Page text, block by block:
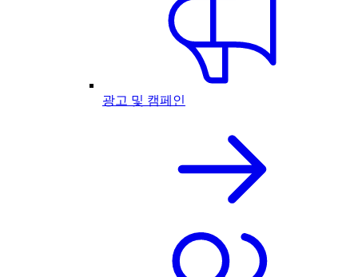
광고 및 캠페인